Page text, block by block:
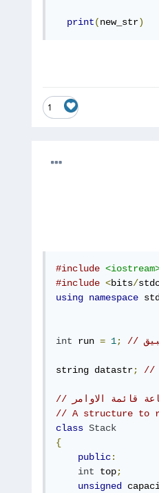
print(new_str)
1
#include
#include <bits/
using namespace std
int run = 1;
string datastr;
قائمة الاوامر
// A structure to
class Stack
{
public:
int top;
unsigned